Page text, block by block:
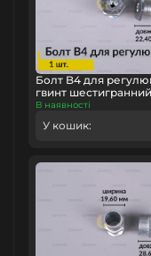
Болт B4 для
гвинт шестигранний
В наявності
У кошик: